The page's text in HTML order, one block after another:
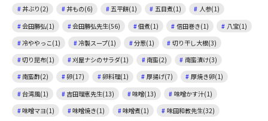
丼ぶり(2)
丼もの(6) 五平餅(1) 五目煮(1)
人参(1)
会田勝弘(1)
会田勝弘先生(56) 佃煮(1) 信田巻き(1)
八宝(1)
冷ややっこ(1)
冷製スープ(1) 分葱(1)
切り干し大根(3)
切り昆布(1)
刈屋ナシのサラダ(1) 南蛮(2)
南蛮漬け(3)
南蛮酢(2)
卵(17) 卵料理(1) 厚揚げ(7)
厚焼き卵(1)
台湾風(1)
吉田理恵先生(13) 味噌(13)
味噌かす汁(1)
味噌マヨ(1)
味噌焼き(1) 味噌煮(1)
味田和教先生(32)